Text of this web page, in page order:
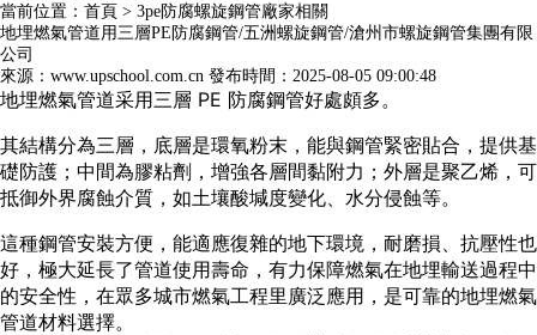
當前位置： 首頁 > 3pe防腐螺旋鋼管廠家相關
地埋燃氣管道用三層PE防腐鋼管/五洲螺旋鋼管/滄州市螺旋鋼管集團有限
公司
來源：www.upschool.com.cn 發布時間： 2025-08-05 09:00:48
地埋燃氣管道采用三層 PE 防腐鋼管好處頗多。
其結構分為三層，底層是環氧粉末，能與鋼管緊密貼合，提供基
礎防護；中間為膠粘劑，增強各層間黏附力；外層是聚乙烯，可
抵御外界腐蝕介質，如土壤酸堿度變化、水分侵蝕等。
這種鋼管安裝方便，能適應復雜的地下環境，耐磨損、抗壓性也
好，極大延長了管道使用壽命，有力保障燃氣在地埋輸送過程中
的安全性，在眾多城市燃氣工程里廣泛應用，是可靠的地埋燃氣
管道材料選擇。